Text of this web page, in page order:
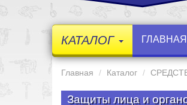
КАТАЛОГ ГЛАВНАЯ
Главная Каталог
Защиты лица и